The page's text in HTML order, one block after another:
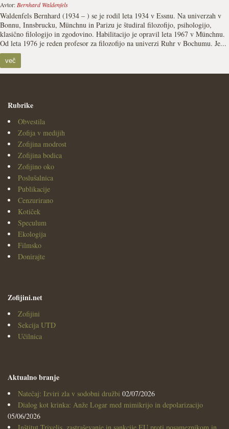
Avtor: Bernhard Waldenfels
Waldenfels Bernhard (1934 – ) se je rodil leta 1934 v Essnu. Na univerzah v
Bonnu, Innsbrucku, Münchnu in Parizu je študiral filozofijo, psihologijo,
klasično filologijo in zgodovino. Habilitacijo je opravil leta 1967 v Münchnu.
Od leta 1976 je reden profesor za filozofijo na univerzi Ruhr v Bochumu. Je...
več
Rubrike
Obvestila
Zofija v medijih
Zofijina modrost
Zofijina bodica
Zofijino oko
Poslušalnica
Publikacije
Cenzurirano
Kotiček
Speculum
Ekologija
Filmsko
Donirajte
Zofijini.net
Zofijini
Sekcija UTD
Učilnica
Aktualno branje
Natečaj: Izviri zla v sodobni družbi 02/07/2026
Dialog kot krinka: Anže Logar med mimikrijo in depolarizacijo
05/06/2026